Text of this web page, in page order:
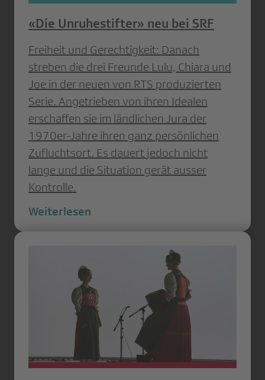
«Die Unruhestifter» neu bei SRF
Freiheit und Gerechtigkeit: Danach
streben die drei Freunde Lulu, Chiara und
Joe in der neuen von RTS produzierten
Serie. Angetrieben von ihren Idealen
erschaffen sie im ländlichen Jura der
1970er-Jahre ihren ganz persönlichen
Zufluchtsort. Es dauert jedoch nicht
lange und die Situation gerät ausser
Kontrolle.
Weiterlesen